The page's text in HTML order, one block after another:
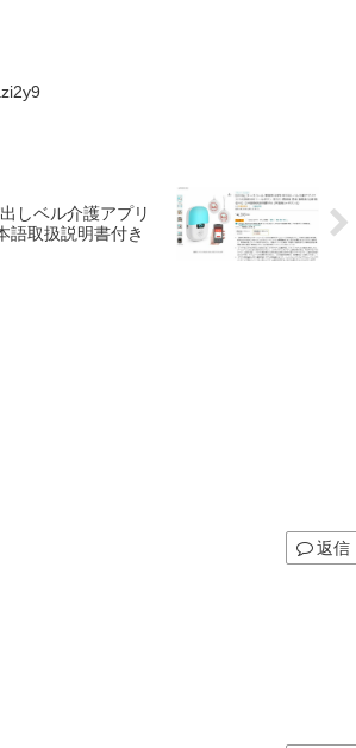
7aazi2y9
語取扱説明書付き
返信